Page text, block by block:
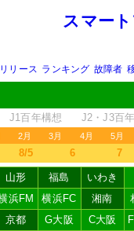
スマー
リース ランキング 故障者
J1百年構想 J2・J3百
2月 3月 4月 5月
8/5 6 7
山形 福島
いわき
浜FM 横浜FC 湘南
京都 G大阪 C大阪